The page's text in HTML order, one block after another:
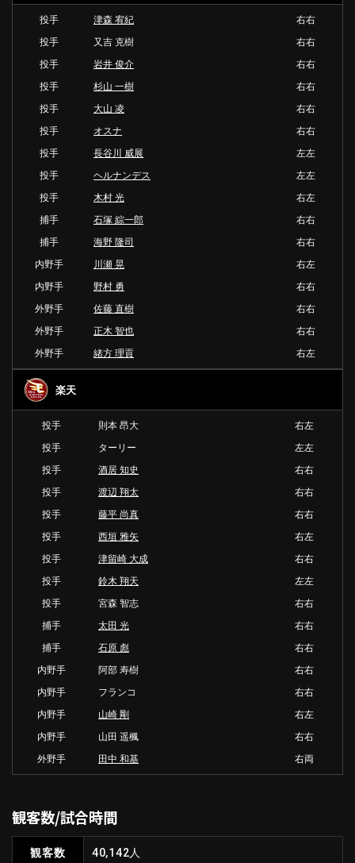
投手 津森 宥紀
右右
投手
又吉 克樹
右右
投手
岩井 俊介
右右
投手
杉山 一樹
右右
投手
大山 凌
右右
投手
オスナ
右右
投手
長谷川 威展
左左
投手
ヘルナンデス
左左
投手
木村 光
右左
捕手
石塚 綜一郎
右右
捕手
海野 隆司
右右
内野手
川瀬 晃
右左
内野手
野村 勇
右右
外野手
佐藤 直樹
右右
外野手
正木 智也
右右
外野手
緒方 理貢 右左
楽天
投手 則本 昂大
右左
投手
ターリー
左左
投手
酒居 知史
右右
投手
渡辺 翔太
右右
投手
藤平 尚真
右右
投手
西垣 雅矢
右左
投手
津留崎 大成
右右
投手
鈴木 翔天
左左
投手
宮森 智志
右右
捕手
太田 光
右右
捕手
石原 彪
右右
内野手
阿部 寿樹
右右
内野手
フランコ
右右
内野手
山崎 剛
右左
内野手
山田 遥楓
右右
外野手
田中 和基 右両
観客数/試合時間
観客数 40,142人